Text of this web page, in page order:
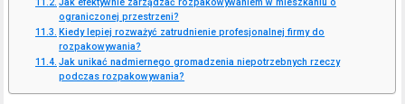
Jak efektywnie zarządzać rozpakowywaniem w mieszkaniu o
ograniczonej przestrzeni?
Kiedy lepiej rozważyć zatrudnienie profesjonalnej firmy do
rozpakowywania?
Jak unikać nadmiernego gromadzenia niepotrzebnych rzeczy
podczas rozpakowywania?